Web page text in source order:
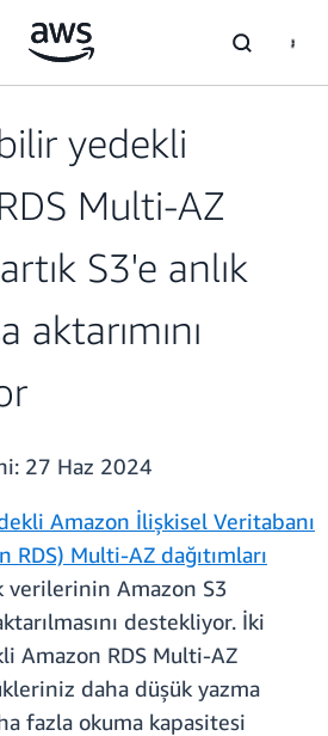
yedekli
Multi-AZ
S3'e anlık
aktarımını
27 Haz 2024
Amazon İlişkisel Veritabanı
Multi-AZ dağıtımları
verilerinin Amazon S3
destekliyor. İki
Amazon RDS Multi-AZ
daha düşük yazma
fazla okuma kapasitesi